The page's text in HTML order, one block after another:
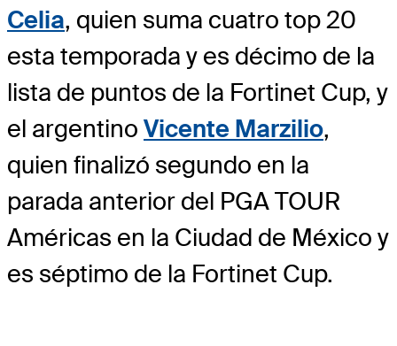
Celia, quien suma cuatro top 20
esta temporada y es décimo de la
lista de puntos de la Fortinet Cup, y
el argentino Vicente Marzilio,
quien finalizó segundo en la
parada anterior del PGA TOUR
Américas en la Ciudad de México y
es séptimo de la Fortinet Cup.